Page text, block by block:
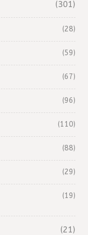
(301)
(28)
(59)
(67)
(96)
(110)
(88)
(29)
(19)
(21)